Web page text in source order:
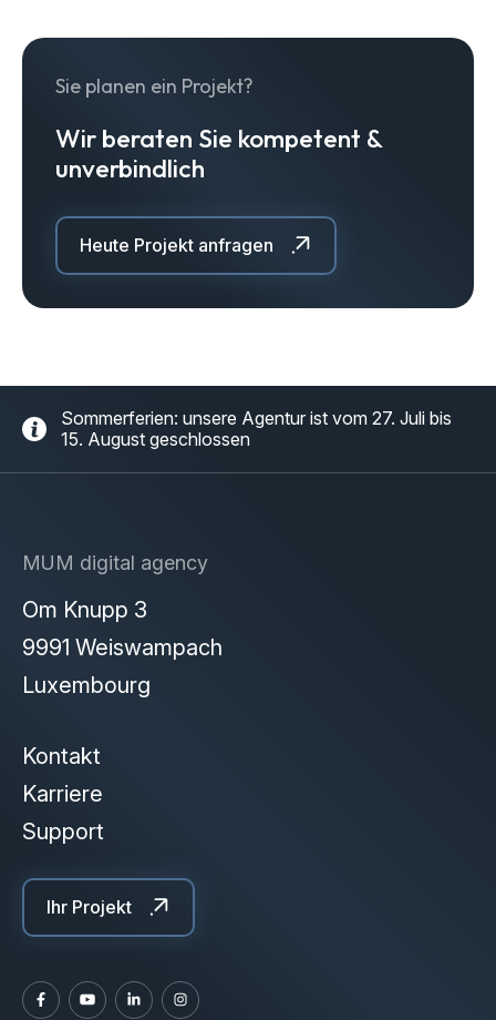
Sie planen ein Projekt?
Wir beraten Sie kompetent &
unverbindlich
Heute Projekt anfragen
Sommerferien: unsere Agentur ist vom 27. Juli bis
15. August geschlossen
MUM digital agency
Om Knupp 3
9991 Weiswampach
Luxembourg
Kontakt
Karriere
Support
Ihr Projekt